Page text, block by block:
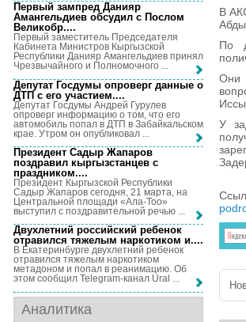
В
По
Они
У
Первый зампред Данияр
Амангельдиев обсудил с Послом
Великобр....
Первый заместитель Председателя
Кабинета Министров Кыргызской
Республики Данияр Амангельдиев принял
Чрезвычайного и Полномочного ...
Депутат Госдумы опроверг данные о
ДТП с его участием....
Депутат Госдумы Андрей Гурулев
опроверг информацию о том, что его
автомобиль попал в ДТП в Забайкальском
крае. Утром он опубликовал ...
Президент Садыр Жапаров
поздравил кыргызстанцев с
праздником....
Президент Кыргызской Республики
Садыр Жапаров сегодня, 21 марта, на
Центральной площади «Ала-Тоо»
выступил с поздравительной речью ...
Двухлетний российский ребенок
отравился тяжелым наркотиком и....
В Екатеринбурге двухлетний ребенок
отравился тяжелым наркотиком
метадоном и попал в реанимацию. Об
этом сообщил Telegram-канал Ural ...
Аналитика